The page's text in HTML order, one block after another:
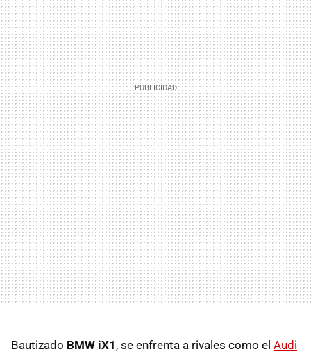
Bautizado BMW iX1 , se enfrenta a rivales como el Audi